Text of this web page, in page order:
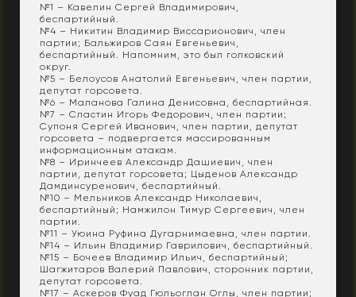
№1 – Кавелин Сергей Владимирович,
беспартийный.
№4 – Никитин Владимир Виссарионович, член
партии; Бальжиров Саян Евгеньевич,
беспартийный. Напомним, это был голковский
округ.
№5 – Белоусов Анатолий Евгеньевич, член партии,
депутат горсовета.
№6 – Маланова Галина Денисовна, беспартийная.
№7 – Сластин Игорь Федорович, член партии;
Супоня Сергей Иванович, член партии, депутат
горсовета – подвергается массированным
информационным атакам.
№8 – Иринчеев Александр Дашиевич, член
партии, депутат горсовета; Цыденов Александр
Дамдинсуренович, беспартийный.
№10 – Мельников Александр Николаевич,
беспартийный; Намжилон Тимур Сергеевич, член
партии.
№11 – Уюина Руфина Дугарнимаевна, член партии.
№14 – Ильин Владимир Гаврилович, беспартийный.
№15 – Бочеев Владимир Ильич, беспартийный;
Шагжитаров Валерий Павлович, сторонник партии,
депутат горсовета.
№17 – Аскеров Фуад Гюльоглан Оглы, член партии;